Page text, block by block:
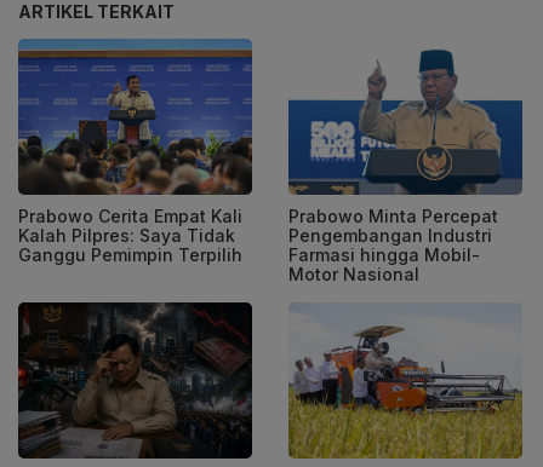
ARTIKEL TERKAIT
Prabowo Cerita Empat Kali
Kalah Pilpres: Saya Tidak
Ganggu Pemimpin Terpilih
Prabowo Minta Percepat
Pengembangan Industri
Farmasi hingga Mobil-
Motor Nasional